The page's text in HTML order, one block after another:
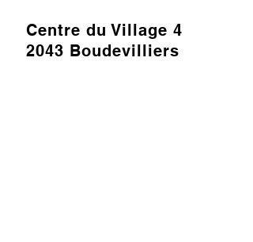
Centre du Village 4
2043 Boudevilliers